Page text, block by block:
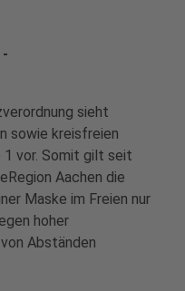
sieht
sowie kreisfreien
vor. Somit gilt seit
Aachen die
Maske im Freien nur
hoher
Abständen